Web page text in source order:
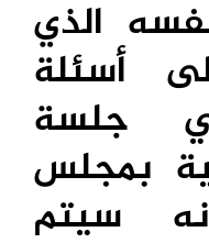
الذي
أسئلة
في جلسة
بمجلس
سيتم